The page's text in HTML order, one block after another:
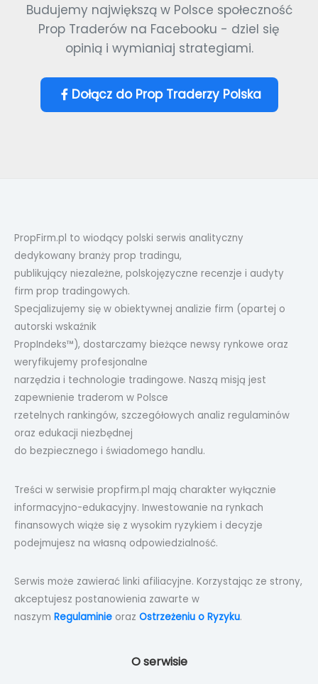
Budujemy największą w Polsce społeczność
Prop Traderów na Facebooku - dziel się
opinią i wymianiaj strategiami.
Dołącz do Prop Traderzy Polska
PropFirm.pl to wiodący polski serwis analityczny
dedykowany branży prop tradingu,
publikujący niezależne, polskojęzyczne recenzje i audyty
firm prop tradingowych.
Specjalizujemy się w obiektywnej analizie firm (opartej o
autorski wskaźnik
PropIndeks™), dostarczamy bieżące newsy rynkowe oraz
weryfikujemy profesjonalne
narzędzia i technologie tradingowe. Naszą misją jest
zapewnienie traderom w Polsce
rzetelnych rankingów, szczegółowych analiz regulaminów
oraz edukacji niezbędnej
do bezpiecznego i świadomego handlu.
Treści w serwisie propfirm.pl mają charakter wyłącznie
informacyjno-edukacyjny. Inwestowanie na rynkach
finansowych wiąże się z wysokim ryzykiem i decyzje
podejmujesz na własną odpowiedzialność.
Serwis może zawierać linki afiliacyjne. Korzystając ze strony,
akceptujesz postanowienia zawarte w
naszym Regulaminie oraz Ostrzeżeniu o Ryzyku.
O serwisie